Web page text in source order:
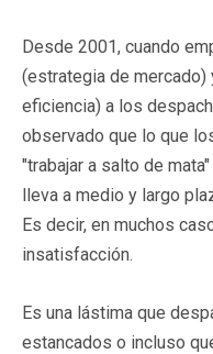
Desde 2001, cuando
(estrategia de mercado)
eficiencia) a los
observado que lo que
"trabajar a salto de
lleva a medio y largo
Es decir, en muchos
insatisfacción.
Es una lástima que
estancados o incluso